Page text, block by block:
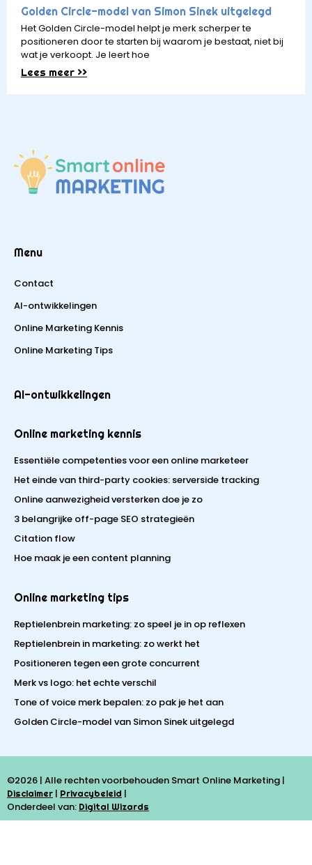
Golden Circle-model van Simon Sinek uitgelegd
Het Golden Circle-model helpt je merk scherper te
positioneren door te starten bij waarom je bestaat, niet bij
wat je verkoopt. Je leert hoe
Lees meer >>
Menu
Contact
AI-ontwikkelingen
Online Marketing Kennis
Online Marketing Tips
AI-ontwikkelingen
Online marketing kennis
Essentiële competenties voor een online marketeer
Het einde van third-party cookies: serverside tracking
Online aanwezigheid versterken doe je zo
3 belangrijke off-page SEO strategieën
Citation flow
Hoe maak je een content planning
Online marketing tips
Reptielenbrein marketing: zo speel je in op reflexen
Reptielenbrein in marketing: zo werkt het
Positioneren tegen een grote concurrent
Merk vs logo: het echte verschil
Tone of voice merk bepalen: zo pak je het aan
Golden Circle-model van Simon Sinek uitgelegd
©2026 | Alle rechten voorbehouden Smart Online Marketing |
Disclaimer | Privacybeleid |
Onderdeel van: Digital Wizards